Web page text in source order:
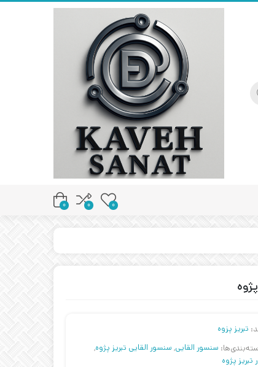
0
0
0
تبریز پزوه
سنسور القایی, سنسور القایی تبریز پژوه,
پژوه